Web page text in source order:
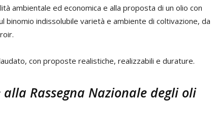
ambientale ed economica e alla proposta di un olio con
binomio indissolubile varietà e ambiente di coltivazione, da
con proposte realistiche, realizzabili e durature.
Rassegna Nazionale degli oli